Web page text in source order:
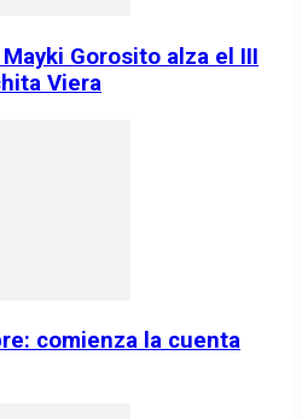
Gorosito alza el III
Viera
comienza la cuenta